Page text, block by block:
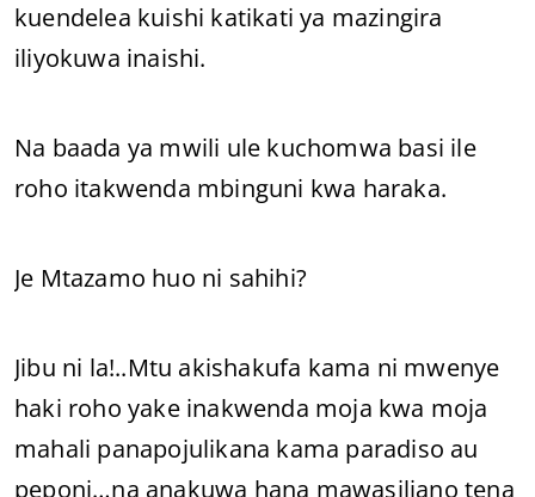
kuendelea kuishi katikati ya mazingira
iliyokuwa inaishi.
Na baada ya mwili ule kuchomwa basi ile
roho itakwenda mbinguni kwa haraka.
Je Mtazamo huo ni sahihi?
Jibu ni la!..Mtu akishakufa kama ni mwenye
haki roho yake inakwenda moja kwa moja
mahali panapojulikana kama paradiso au
peponi…na anakuwa hana mawasiliano tena